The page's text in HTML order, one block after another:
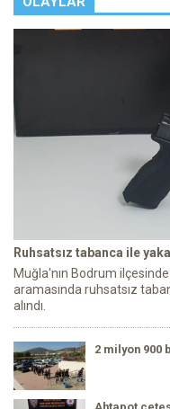
Ruhsatsız tabanca ile
Muğla'nın Bodrum
aramasında ruhsatsız
alındı.
2 milyon 900